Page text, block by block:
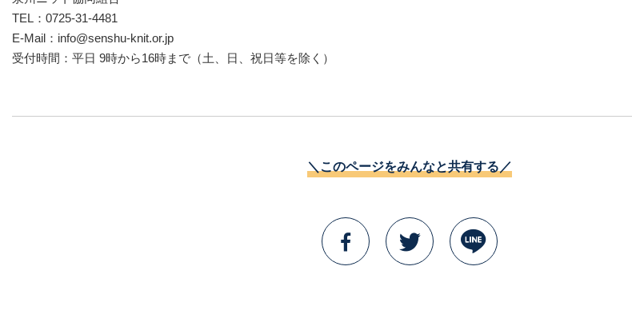
TEL：0725-31-4481
E-Mail： info@senshu-knit.or.jp
受付時間：平日 9時から16時まで（土、日、祝日等を除く）
＼このページをみんなと共有する／